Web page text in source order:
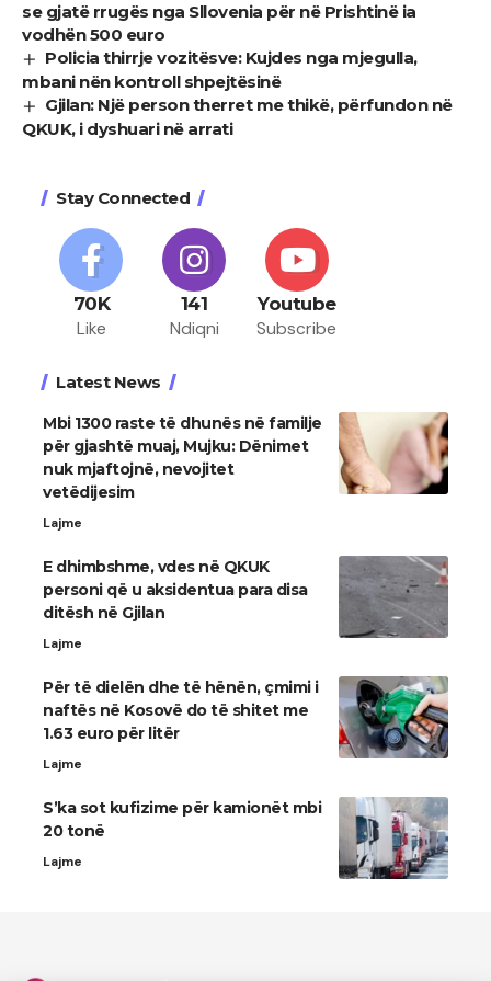
se gjatë rrugës nga Sllovenia për në Prishtinë ia
vodhën 500 euro
Policia thirrje vozitësve: Kujdes nga mjegulla,
mbani nën kontroll shpejtësinë
Gjilan: Një person therret me thikë, përfundon në
QKUK, i dyshuari në arrati
Stay Connected
70K
Like
141
Ndiqni
Youtube
Subscribe
Latest News
Mbi 1300 raste të dhunës në familje
për gjashtë muaj, Mujku: Dënimet
nuk mjaftojnë, nevojitet
vetëdijesim
Lajme
E dhimbshme, vdes në QKUK
personi që u aksidentua para disa
ditësh në Gjilan
Lajme
Për të dielën dhe të hënën, çmimi i
naftës në Kosovë do të shitet me
1.63 euro për litër
Lajme
S’ka sot kufizime për kamionët mbi
20 tonë
Lajme